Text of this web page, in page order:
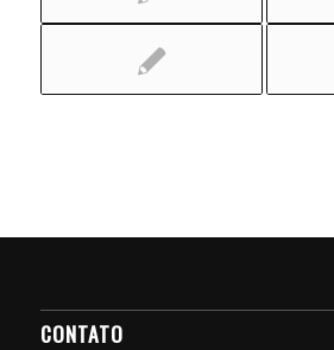
CONTATO